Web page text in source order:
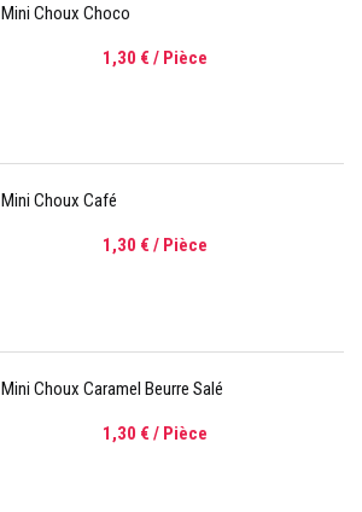
Mini Choux Choco
1,30 € / Pièce
Mini Choux Café
1,30 € / Pièce
Mini Choux Caramel Beurre Salé
1,30 € / Pièce